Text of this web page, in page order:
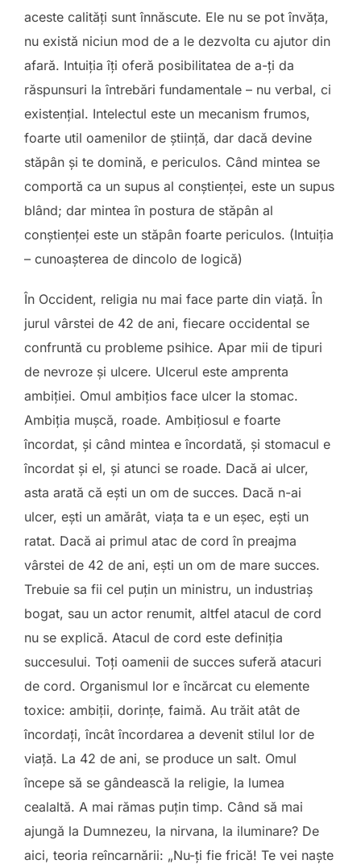
aceste calităţi sunt înnăscute. Ele nu se pot învăţa,
nu există niciun mod de a le dezvolta cu ajutor din
afară. Intuiţia îţi oferă posibilitatea de a-ţi da
răspunsuri la întrebări fundamentale – nu verbal, ci
existenţial. Intelectul este un mecanism frumos,
foarte util oamenilor de ştiinţă, dar dacă devine
stăpân şi te domină, e periculos. Când mintea se
comportă ca un supus al conştienţei, este un supus
blând; dar mintea în postura de stăpân al
conştienţei este un stăpân foarte periculos. (Intuiţia
– cunoaşterea de dincolo de logică)
În Occident, religia nu mai face parte din viață. În
jurul vârstei de 42 de ani, fiecare occidental se
confruntă cu probleme psihice. Apar mii de tipuri
de nevroze și ulcere. Ulcerul este amprenta
ambiției. Omul ambițios face ulcer la stomac.
Ambiția mușcă, roade. Ambițiosul e foarte
încordat, și când mintea e încordată, și stomacul e
încordat și el, și atunci se roade. Dacă ai ulcer,
asta arată că ești un om de succes. Dacă n-ai
ulcer, ești un amărât, viața ta e un eșec, ești un
ratat. Dacă ai primul atac de cord în preajma
vârstei de 42 de ani, ești un om de mare succes.
Trebuie sa fii cel puțin un ministru, un industriaș
bogat, sau un actor renumit, altfel atacul de cord
nu se explică. Atacul de cord este definiția
succesului. Toți oamenii de succes suferă atacuri
de cord. Organismul lor e încărcat cu elemente
toxice: ambiții, dorințe, faimă. Au trăit atât de
încordați, încât încordarea a devenit stilul lor de
viață. La 42 de ani, se produce un salt. Omul
începe să se gândească la religie, la lumea
cealaltă. A mai rămas puțin timp. Când să mai
ajungă la Dumnezeu, la nirvana, la iluminare? De
aici, teoria reîncarnării: „Nu-ți fie frică! Te vei naște